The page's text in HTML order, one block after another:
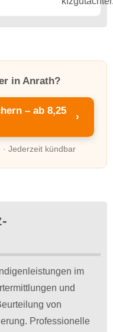
in Anrath?
– ab 8,25
›
· Jederzeit kündbar
im
und
von
Professionelle